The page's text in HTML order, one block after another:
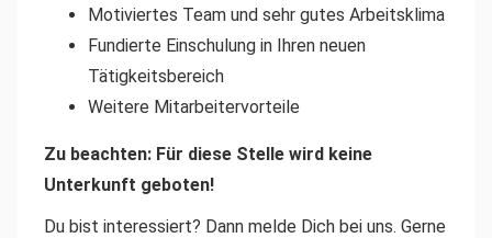
Motiviertes Team und sehr gutes Arbeitsklima
Fundierte Einschulung in Ihren neuen
Tätigkeitsbereich
Weitere Mitarbeitervorteile
Zu beachten: Für diese Stelle wird keine
Unterkunft geboten!
Du bist interessiert? Dann melde Dich bei uns. Gerne